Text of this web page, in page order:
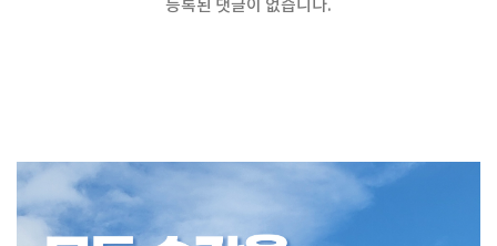
등록된 댓글이 없습니다.